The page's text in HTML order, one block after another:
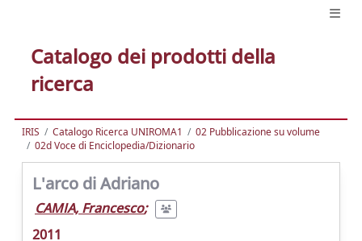
Catalogo dei prodotti della
ricerca
IRIS Catalogo Ricerca UNIROMA1
02 Pubblicazione su volume
02d Voce di Enciclopedia/Dizionario
L'arco di Adriano
CAMIA, Francesco;
2011